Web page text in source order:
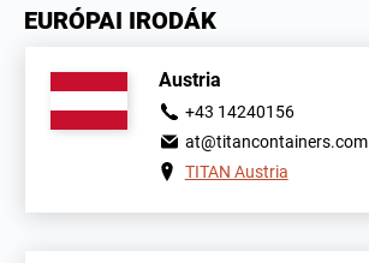
EURÓPAI IRODÁK
Austria
+43 14240156
at@titancontainers.com
TITAN Austria